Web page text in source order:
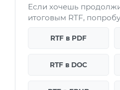
Если хочешь
итоговым RTF,
RTF в PDF
RTF в DOC